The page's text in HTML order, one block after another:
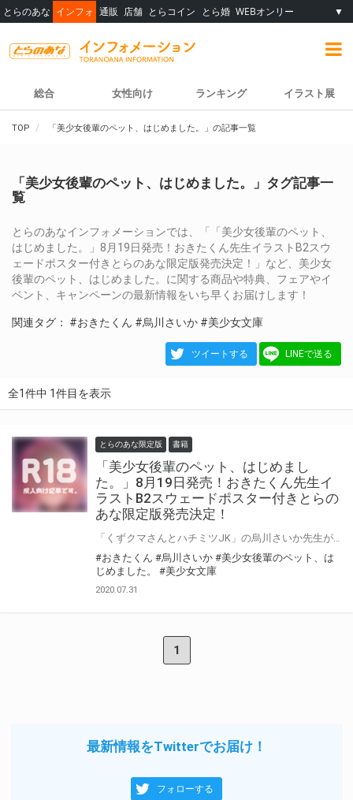
とらのあな インフォ 通販 店舗 とらコイン とら婚 WEBオンリー ▼
総合 女性向け ランキング イラスト展
TOP 「美少女後輩のペット、はじめました。」の記事一覧
「美少女後輩のペット、はじめました。」タグ記事一
覧
とらのあなインフォメーションでは、「「美少女後輩のペット、
はじめました。」8月19日発売！おきたくん先生イラストB2スウ
ェードポスター付きとらのあな限定版発売決定！」など、美少女
後輩のペット、はじめました。に関する商品や特典、フェアやイ
ベント、キャンペーンの最新情報をいち早くお届けします！
関連タグ： #おきたくん #烏川さいか #美少女文庫
ツイートする LINEで送る
全1件中 1件目を表示
とらのあな限定版 書籍
「美少女後輩のペット、はじめまし
た。」8月19日発売！おきたくん先生イ
ラストB2スウェードポスター付きとらの
あな限定版発売決定！
#おきたくん #烏川さいか #美少女後輩のペット、は
じめました。
#美少女文庫
2020.07.31
1
最新情報をTwitterでお届け！
フォローする